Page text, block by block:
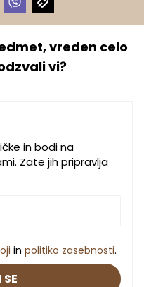
vreden celo
vi?
in bodi na
Zate jih pripravlja
in politiko zasebnosti.